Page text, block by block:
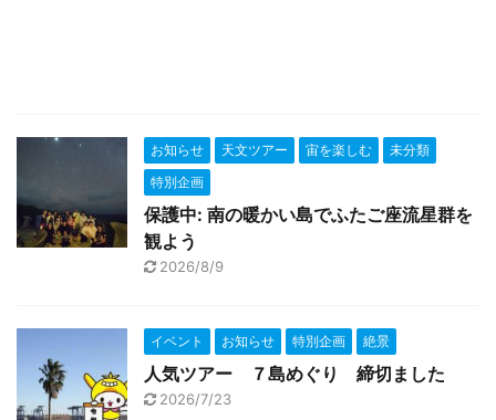
お知らせ 天文ツアー 宙を楽しむ
未分類
特別企画
保護中: 南の暖かい島でふたご座流星群を
観よう
2026/8/9
イベント お知らせ 特別企画 絶景
人気ツアー ７島めぐり 締切ました
2026/7/23